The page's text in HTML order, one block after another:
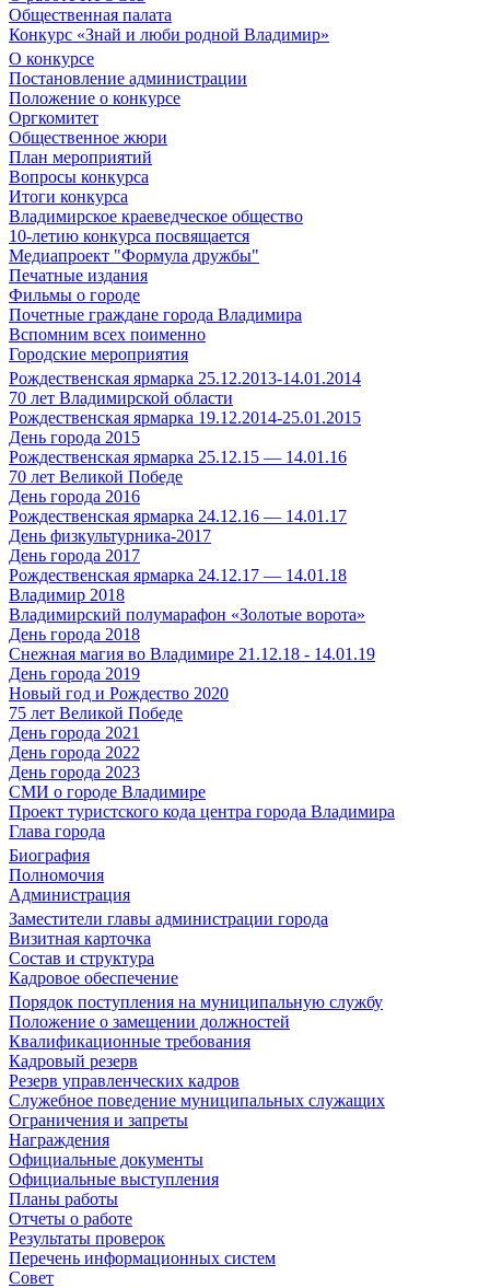
Общественная палата
Конкурс «Знай и люби родной Владимир»
О конкурсе
Постановление администрации
Положение о конкурсе
Оргкомитет
Общественное жюри
План мероприятий
Вопросы конкурса
Итоги конкурса
Владимирское краеведческое общество
10-летию конкурса посвящается
Медиапроект "Формула дружбы"
Печатные издания
Фильмы о городе
Почетные граждане города Владимира
Вспомним всех поименно
Городские мероприятия
Рождественская ярмарка 25.12.2013-14.01.2014
70 лет Владимирской области
Рождественская ярмарка 19.12.2014-25.01.2015
День города 2015
Рождественская ярмарка 25.12.15 — 14.01.16
70 лет Великой Победе
День города 2016
Рождественская ярмарка 24.12.16 — 14.01.17
День физкультурника-2017
День города 2017
Рождественская ярмарка 24.12.17 — 14.01.18
Владимир 2018
Владимирский полумарафон «Золотые ворота»
День города 2018
Снежная магия во Владимире 21.12.18 - 14.01.19
День города 2019
Новый год и Рождество 2020
75 лет Великой Победе
День города 2021
День города 2022
День города 2023
СМИ о городе Владимире
Проект туристского кода центра города Владимира
Глава города
Биография
Полномочия
Администрация
Заместители главы администрации города
Визитная карточка
Состав и структура
Кадровое обеспечение
Порядок поступления на муниципальную службу
Положение о замещении должностей
Квалификационные требования
Кадровый резерв
Резерв управленческих кадров
Служебное поведение муниципальных служащих
Ограничения и запреты
Награждения
Официальные документы
Официальные выступления
Планы работы
Отчеты о работе
Результаты проверок
Перечень информационных систем
Совет